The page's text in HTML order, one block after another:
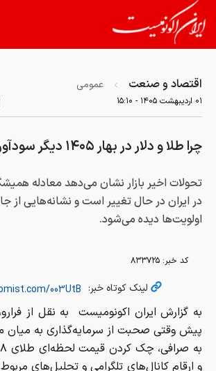
اقتصاد و صنعت عمومی
۰۱ ارديبهشت ۱۴۰۵ - ۱۵:۱۰
چرا طلا و دلار در بهار ۱۴۰۵ دیگر سودآور نیستند؟
تحولات اخیر بازار نشان می‌دهد معادله
در ایران در حال تغییر است و نشانه‌هایی از
اولویت‌ها دیده می‌شود.
کد خبر: ۸۳۳۷۲۵
لینک کوتاه خبر:
به گزارش ایران اکونومیست به نقل از
پیش وقتی صحبت از سرمایه‌گذاری به میان
و ارقام کانال‌های تلگرامی و تحلیل‌های